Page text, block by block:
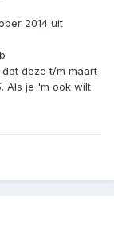
2014 uit
dat deze t/m maart
Als je 'm ook wilt